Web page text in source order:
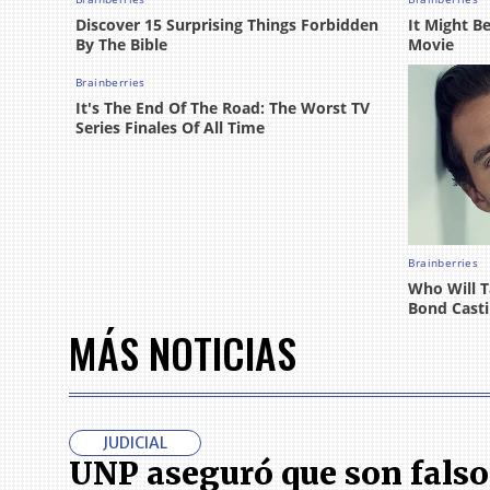
MÁS NOTICIAS
JUDICIAL
UNP aseguró que son